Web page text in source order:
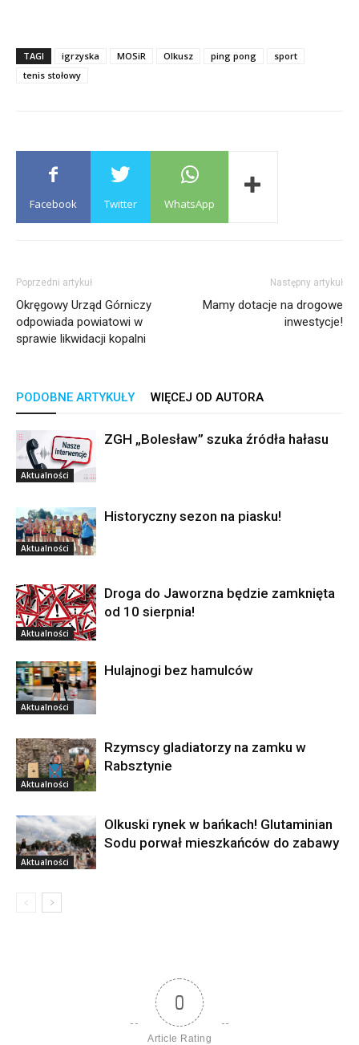
TAGI igrzyska MOSiR Olkusz ping pong
sport
tenis stołowy
Facebook Twitter WhatsApp
Poprzedni artykuł
Okręgowy Urząd Górniczy
odpowiada powiatowi w
sprawie likwidacji kopalni
Następny artykuł
Mamy dotacje na drogowe
inwestycje!
PODOBNE ARTYKUŁY WIĘCEJ OD AUTORA
Aktualności
ZGH „Bolesław” szuka źródła hałasu
Aktualności
Historyczny sezon na piasku!
Aktualności
Droga do Jaworzna będzie zamknięta
od 10 sierpnia!
Aktualności
Hulajnogi bez hamulców
Aktualności
Rzymscy gladiatorzy na zamku w
Rabsztynie
Aktualności
Olkuski rynek w bańkach! Glutaminian
Sodu porwał mieszkańców do zabawy
0
Article Rating